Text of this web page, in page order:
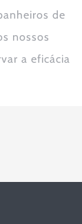
de
nossos
a eficácia